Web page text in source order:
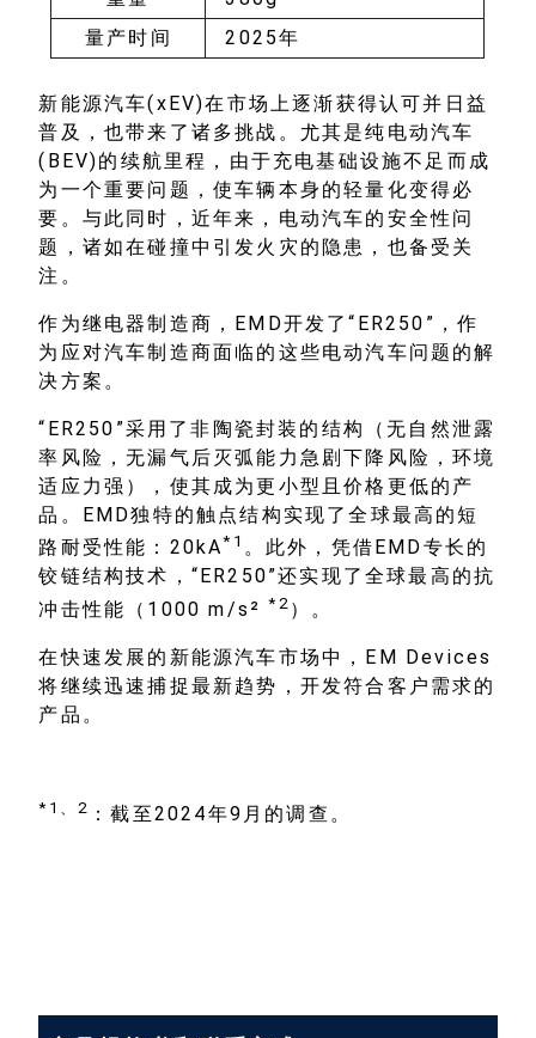
量产时间
2025年
新能源汽车(xEV)在市场上逐渐获得认可并日益
普及，也带来了诸多挑战。尤其是纯电动汽车
(BEV)的续航里程，由于充电基础设施不足而成
为一个重要问题，使车辆本身的轻量化变得必
要。与此同时，近年来，电动汽车的安全性问
题，诸如在碰撞中引发火灾的隐患，也备受关
注。
作为继电器制造商，EMD开发了“ER250”，作
为应对汽车制造商面临的这些电动汽车问题的解
决方案。
“ER250”采用了非陶瓷封装的结构（无自然泄露
率风险，无漏气后灭弧能力急剧下降风险，环境
适应力强），使其成为更小型且价格更低的产
品。EMD独特的触点结构实现了全球最高的短
路耐受性能：20kA*1 。此外，凭借EMD专长的
铰链结构技术，“ER250”还实现了全球最高的抗
冲击性能（1000 m/s²*2 ）。
在快速发展的新能源汽车市场中，EM Devices
将继续迅速捕捉最新趋势，开发符合客户需求的
产品。
*1 2 ：截至2024年9月的调查。